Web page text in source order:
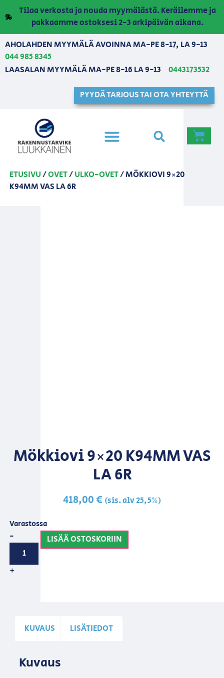
Tilaa verkosta ja nouda myymälästä. Keräilemme ja
pakkaamme ostoksesi 2-3 arkipäivän aikana.
AHOLAHDEN MYYMÄLÄ AVOINNA MA-PE 8-17, LA 9-13
044 985 8345
LAASALAN MYYMÄLÄ MA-PE 8-16 LA 9-13
0443173532
PYYDÄ TARJOUS TAI OTA YHTEYTTÄ
ETUSIVU/OVET/ULKO-OVET/ MÖKKIOVI 9×20
K94MM VAS LA 6R
Mökkiovi 9×20 K94MM VAS
LA 6R
418,00€ (sis. alv 25,5%)
Varastossa
-
+
LISÄÄ OSTOSKORIIN
KUVAUS LISÄTIEDOT
Kuvaus